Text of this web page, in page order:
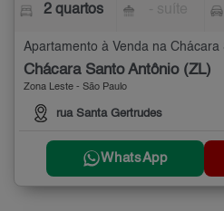
2 quartos
Chácara Santo Antônio (ZL)
Zona Leste - São Paulo
rua Santa Gertrudes
WhatsApp